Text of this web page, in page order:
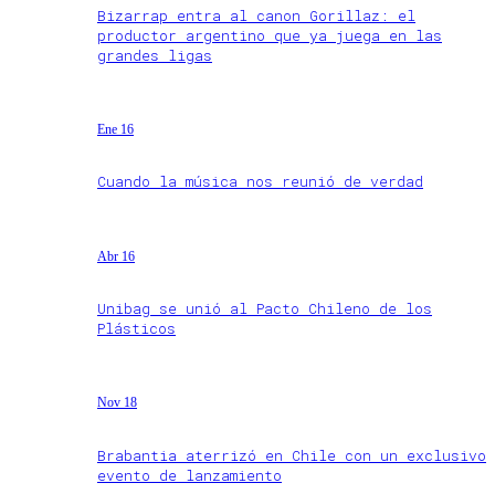
Bizarrap entra al canon Gorillaz: el
productor argentino que ya juega en las
grandes ligas
Ene 16
Cuando la música nos reunió de verdad
Abr 16
Unibag se unió al Pacto Chileno de los
Plásticos
Nov 18
Brabantia aterrizó en Chile con un exclusivo
evento de lanzamiento